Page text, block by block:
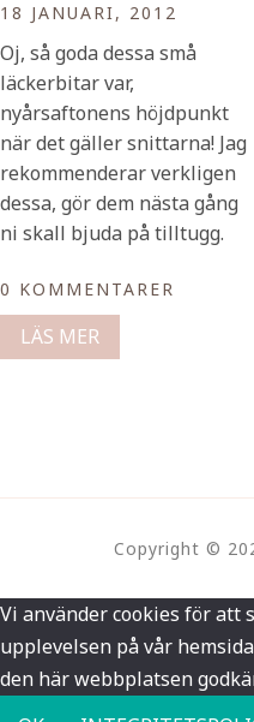
18 JANUARI, 2012
Oj, så goda dessa små
läckerbitar var,
nyårsaftonens höjdpunkt
när det gäller snittarna! Jag
rekommenderar verkligen
dessa, gör dem nästa gång
ni skall bjuda på tilltugg.
0 KOMMENTARER
LÄS MER
Copyright ©
Vi använder cookies för att
upplevelsen på vår
den här webbplatsen